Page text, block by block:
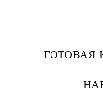
ГОТОВАЯ